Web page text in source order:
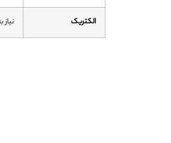
الکتریک